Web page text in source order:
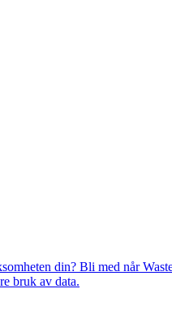
din? Bli med når
bruk av data.